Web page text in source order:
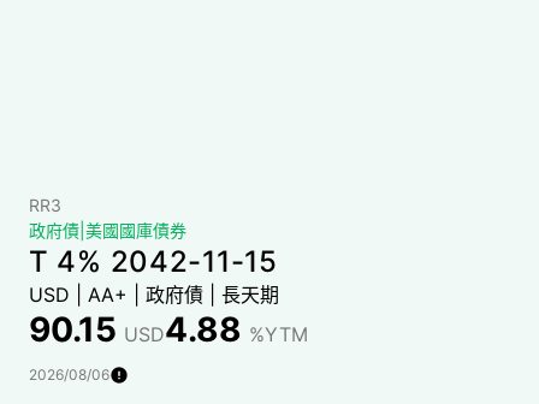
RR3
政府債 美國國庫債券
T 4% 2042-11-15
USD AA+ 政府債 長天期
90.15 USD
2026/08/06
4.88 %YTM